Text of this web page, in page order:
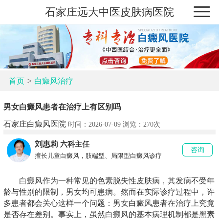
石家庄远大中医皮肤病医院
首页> 白癜风治疗
男女白癜风患者在治疗上有区别吗
石家庄白癜风医院 时间：2026-07-09 浏览： 270次
刘惠莉 六科主任
擅长儿童白癜风，肢端型、局限型白癜风诊疗
咨询
白癜风作为一种常见的色素脱失性皮肤病，其发病不受年
龄与性别的限制，男女均可患病。然而在实际诊疗过程中，许
多患者都会关心这样一个问题：男女白癜风患者在治疗上究竟
是否存在差别。事实上，虽然白癜风的基本病理机制都是黑素